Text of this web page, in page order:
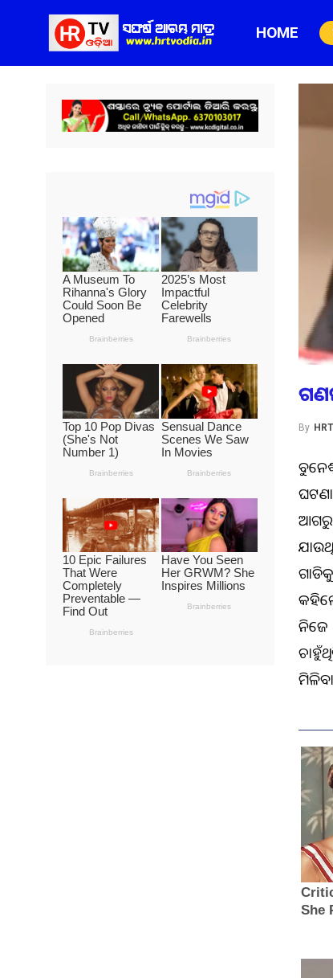
HOME
By
ଆଗରୁ
ନିଜେ